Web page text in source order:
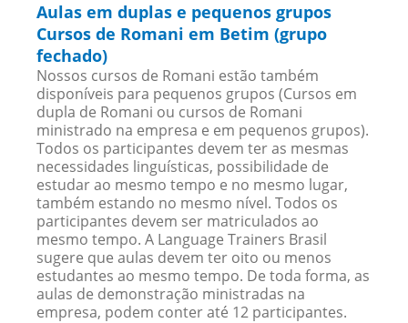
Aulas em duplas e pequenos grupos
Cursos de Romani em Betim (grupo
fechado)
Nossos cursos de Romani estão também
disponíveis para pequenos grupos (Cursos em
dupla de Romani ou cursos de Romani
ministrado na empresa e em pequenos grupos).
Todos os participantes devem ter as mesmas
necessidades linguísticas, possibilidade de
estudar ao mesmo tempo e no mesmo lugar,
também estando no mesmo nível. Todos os
participantes devem ser matriculados ao
mesmo tempo. A Language Trainers Brasil
sugere que aulas devem ter oito ou menos
estudantes ao mesmo tempo. De toda forma, as
aulas de demonstração ministradas na
empresa, podem conter até 12 participantes.